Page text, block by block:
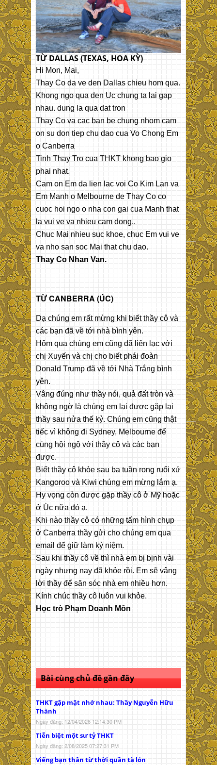
TỪ DALLAS (TEXAS, HOA KỲ)
Hi Mon, Mai,
Thay Co da ve den Dallas chieu hom qua.
Khong ngo qua den Uc chung ta lai gap
nhau. dung la qua dat tron
Thay Co va cac ban be chung nhom cam
on su don tiep chu dao cua Vo Chong Em
o Canberra
Tinh Thay Tro cua THKT khong bao gio
phai nhat.
Cam on Em da lien lac voi Co Kim Lan va
Em Manh o Melbourne de Thay Co co
cuoc hoi ngo o nha con gai cua Manh that
la vui ve va nhieu cam dong..
Chuc Mai nhieu suc khoe, chuc Em vui ve
va nho san soc Mai that chu dao.
Thay Co Nhan Van.
TỪ CANBERRA (ÚC)
Dạ chúng em rất mừng khi biết thầy cô và
các bạn đã về tới nhà bình yên.
Hôm qua chúng em cũng đã liên lạc với
chị Xuyến và chị cho biết phái đoàn
Donald Trump đã về tới Nhà Trắng bình
yên.
Vâng đúng như thầy nói, quả đất tròn và
không ngờ là chúng em lại được gặp lại
thầy sau nửa thế kỷ. Chúng em cũng thật
tiếc vì không đi Sydney, Melbourne để
cùng hội ngộ với thầy cô và các bạn
được.
Biết thầy cô khỏe sau ba tuần rong ruổi xứ
Kangoroo và Kiwi chúng em mừng lắm ạ.
Hy vọng còn được gặp thầy cô ở Mỹ hoặc
ở Úc nữa đó ạ.
Khi nào thầy cô có những tấm hình chụp
ở Canberra thầy gửi cho chúng em qua
email để giữ làm kỷ niệm.
Sau khi thầy cô về thì nhà em bị bịnh vài
ngày nhưng nay đã khỏe rồi. Em sẽ vâng
lời thầy để săn sóc nhà em nhiều hơn.
Kính chúc thầy cô luôn vui khỏe.
Học trò Phạm Doanh Môn
Bài cùng chủ đề gần đây
THKT gặp mặt nhớ nhau: Thầy Nguyễn Hữu
Thành
Ngày đăng: 12/04/2026 12:14:30 PM
Tiễn biệt một sư tỷ THKT
Ngày đăng: 2/08/2025 07:27:31 PM
Viếng bạn thân từ thời quần tà lỏn